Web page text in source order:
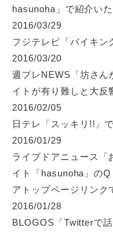
hasunoha」 で紹介い
2016/03/29
フジテレビ「バイキン
2016/03/20
週プレNEWS「坊さん
イトが有り難しと大反
2016/02/05
日テレ「スッキリ!!」
2016/01/29
ライブドアニュース「
イト「hasunoha」のQ
アトップページリンク
2016/01/28
BLOGOS「Twitterで